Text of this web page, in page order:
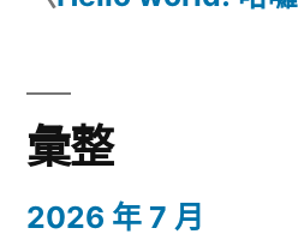
彙整
2026 年 7 月